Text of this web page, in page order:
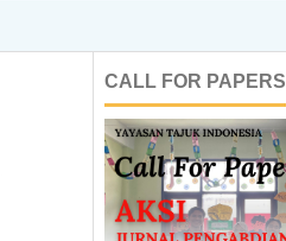
CALL FOR PAPERS